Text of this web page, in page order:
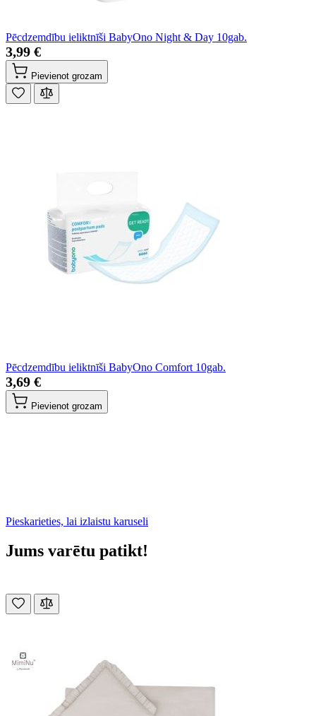
Pēcdzemdību ieliktnīši BabyOno Night & Day 10gab.
3,99 €
Pievienot grozam
Pēcdzemdību ieliktnīši BabyOno Comfort 10gab.
3,69 €
Pievienot grozam
Pieskarieties, lai izlaistu karuseli
Jums varētu patikt!